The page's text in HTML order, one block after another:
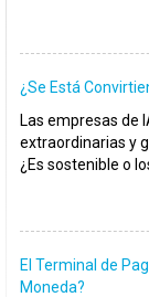
¿Se Está
Las empresas de
extraordinarias y
¿Es sostenible o
El Terminal de
Moneda?